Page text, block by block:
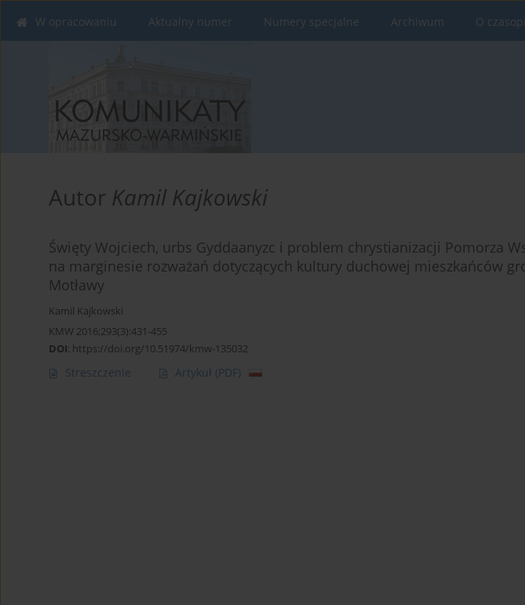
W opracowaniu Aktualny numer Numery specjalne Archiwum O
Autor Kamil Kajkowski
Święty Wojciech, urbs Gyddaanyzc i problem chrystianizacji Pomorza
na marginesie rozważań dotyczących kultury duchowej mieszkańców
Motławy
Kamil Kajkowski
KMW 2016;293(3):431-455
DOI: https://doi.org/10.51974/kmw-135032
Streszczenie Artykuł (PDF)